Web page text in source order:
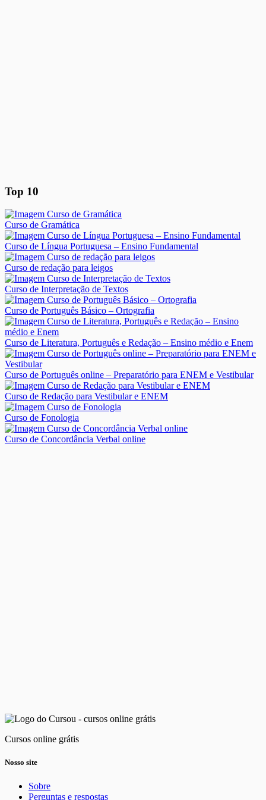
Top 10
Curso de Gramática
Curso de Língua Portuguesa – Ensino Fundamental
Curso de redação para leigos
Curso de Interpretação de Textos
Curso de Português Básico – Ortografia
Curso de Literatura, Português e Redação – Ensino médio e Enem
Curso de Português online – Preparatório para ENEM e Vestibular
Curso de Redação para Vestibular e ENEM
Curso de Fonologia
Curso de Concordância Verbal online
Cursos online grátis
Nosso site
Sobre
Perguntas e respostas